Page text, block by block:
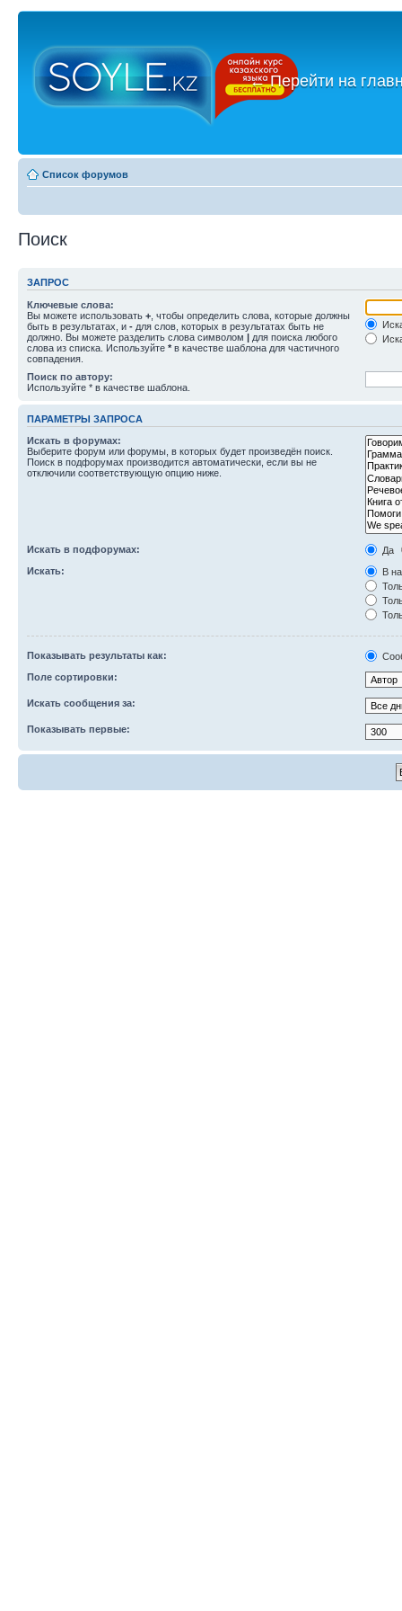
←Перейти на
Список форумов
Поиск
ЗАПРОС
Ключевые слова:
Вы можете использовать + , чтобы определить слова, которые должны
быть в результатах, и - для слов, которых в результатах быть не
должно. Вы можете разделить слова символом | для поиска любого
слова из списка. Используйте * в качестве шаблона для частичного
совпадения.
Поиск по автору:
Используйте * в качестве шаблона.
ПАРАМЕТРЫ ЗАПРОСА
Искать в форумах:
Выберите форум или форумы, в которых будет произведён поиск.
Поиск в подфорумах производится автоматически, если вы не
отключили соответствующую опцию ниже.
Искать в подфорумах:
Да
Искать:
В
Показывать результаты как:
Поле сортировки:
Искать сообщения за:
Показывать первые: